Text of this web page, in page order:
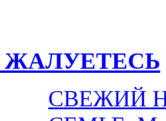
ЖАЛУЕТЕСЬ
СВЕЖИЙ